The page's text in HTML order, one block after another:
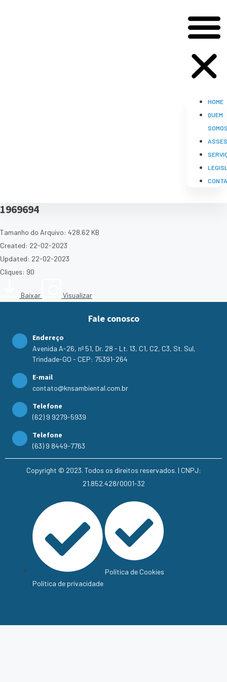
HOME
QUEM
1969694
Tamanho do Arquivo: 428.62 KB
Created: 22-02-2023
Updated: 22-02-2023
Cliques: 90
Baixar Visualizar
Fale conosco
Endereço
Avenida A-26, nº 51, Dr. 28 - Lt. 13, C1, C2, C3, St. Sul,
Trindade-GO - CEP: 75391-264
E-mail
contato@knsambiental.com.br
Telefone
(62) 9 9279-5939
Telefone
(63) 9 8449-7763
Copyright © 2023. Todos os direitos reservados. | CNPJ:
21.852.428/0001-32
Política de privacidade
Política de Cookies